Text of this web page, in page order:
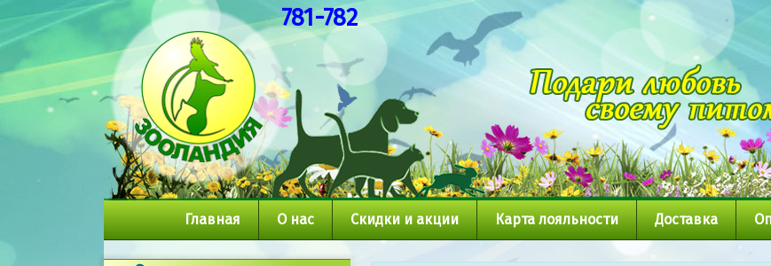
781-782
Главная О нас Скидки и акции Карта лояльности Доставка